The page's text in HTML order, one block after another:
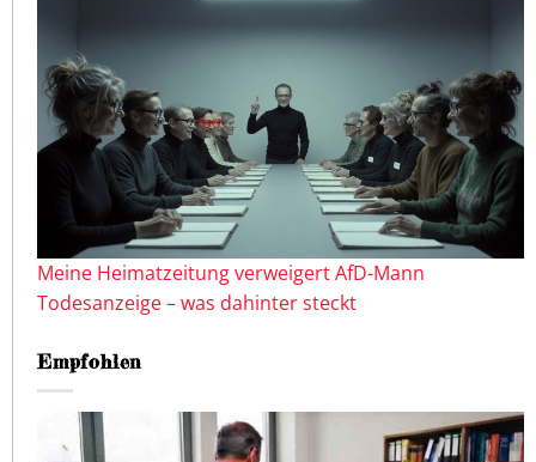
Meine Heimatzeitung verweigert AfD-Mann
Todesanzeige – was dahinter steckt
Empfohlen